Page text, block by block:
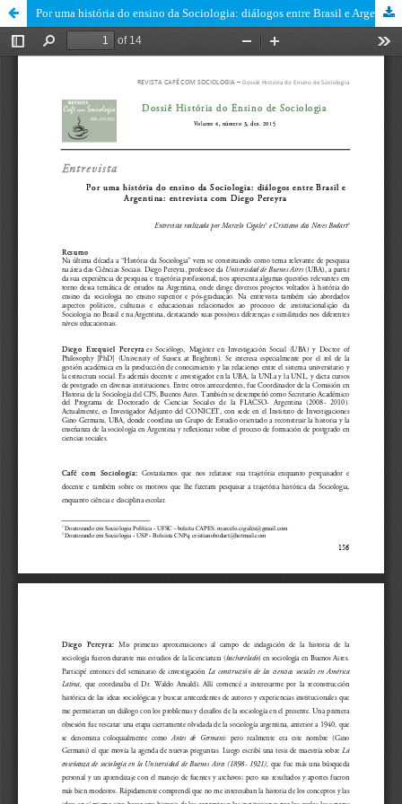
Por uma história do ensino da Sociologia: diálogos entre Brasil e Argentina Entrevista com Diego Pereyra